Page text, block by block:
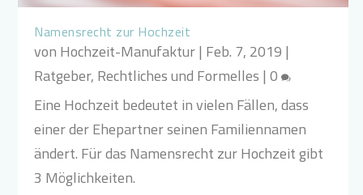
Namensrecht zur Hochzeit
von Hochzeit-Manufaktur| Feb. 7, 2019 |
Ratgeber, Rechtliches und Formelles |0
Eine Hochzeit bedeutet in vielen Fällen, dass
einer der Ehepartner seinen Familiennamen
ändert. Für das Namensrecht zur Hochzeit gibt
3 Möglichkeiten.